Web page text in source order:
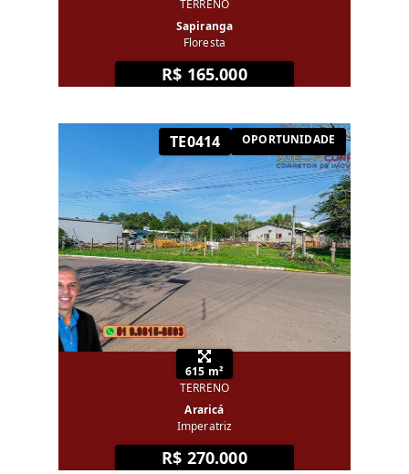
TERRENO
Sapiranga
Floresta
R$ 165.000
TE0414 OPORTUNIDADE
615 m²
TERRENO
Araricá
Imperatriz
R$ 270.000